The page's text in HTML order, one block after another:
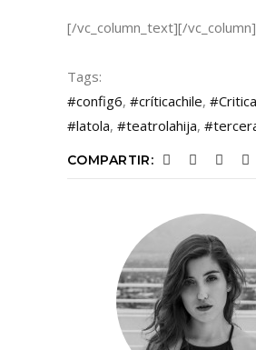
[/vc_column_text][/
Tags:
#config6, #críticachile,
#latola, #teatrolahija,
COMPARTIR: